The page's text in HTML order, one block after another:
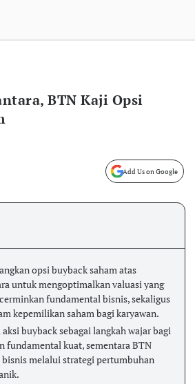
BTN Kaji Opsi
Add Us on Google
opsi buyback saham atas
untuk mengoptimalkan valuasi yang
fundamental bisnis, sekaligus
kepemilikan saham bagi karyawan.
buyback sebagai langkah wajar bagi
fundamental kuat, sementara BTN
melalui strategi pertumbuhan